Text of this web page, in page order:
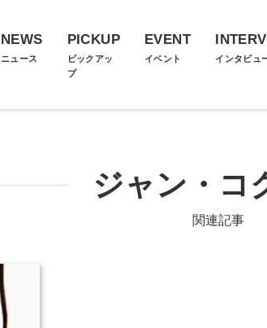
NEWS
ニュース
PICKUP
ピックアッ
プ
EVENT
イベント インタビュ
ジャン・コ
関連記事